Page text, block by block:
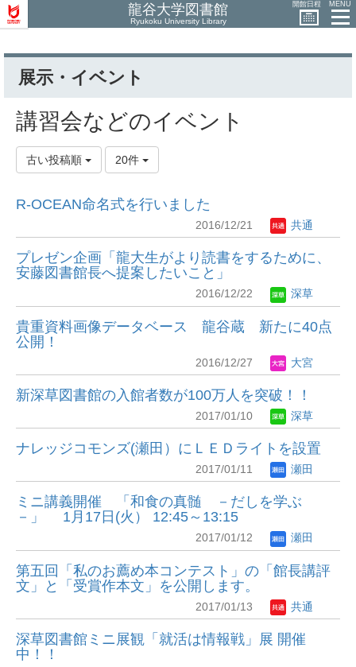
龍谷大学図書館
Ryukoku University Library
開館日程 MENU
展示・イベント
講習会などのイベント
古い投稿順 20件
R-OCEAN命名式を行いました
2016/12/21 共通
プレゼン企画「龍大生がより読書をするために、
安藤図書館長へ提案したいこと」
2016/12/22 深草
貴重資料画像データベース 龍谷蔵 新たに40点
公開！
2016/12/27 大宮
新深草図書館の入館者数が100万人を突破！！
2017/01/10 深草
ナレッジコモンズ(瀬田）にＬＥＤライトを設置
2017/01/11 瀬田
ミニ講義開催 「和食の真髄 －だしを学ぶ
－」 1月17日(火） 12:45～13:15
2017/01/12 瀬田
第五回「私のお薦め本コンテスト」の「館長講評
文」と「受賞作本文」を公開します。
2017/01/13 共通
深草図書館ミニ展観「就活は情報戦」展 開催
中！！